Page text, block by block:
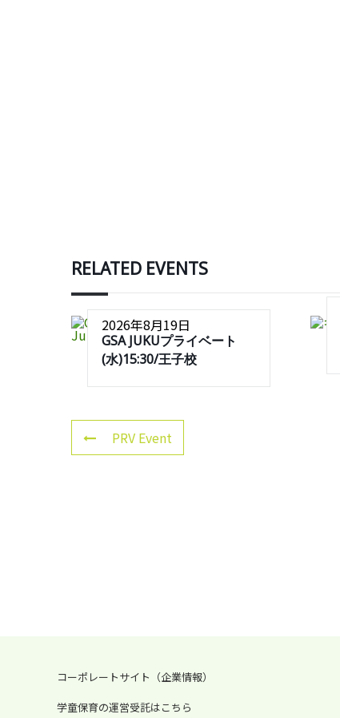
RELATED EVENTS
2026年8月19日
GSA JUKUプライベート
(水)15:30/王子校
PRV Event
コーポレートサイト（企業情報）
学童保育の運営受託はこちら